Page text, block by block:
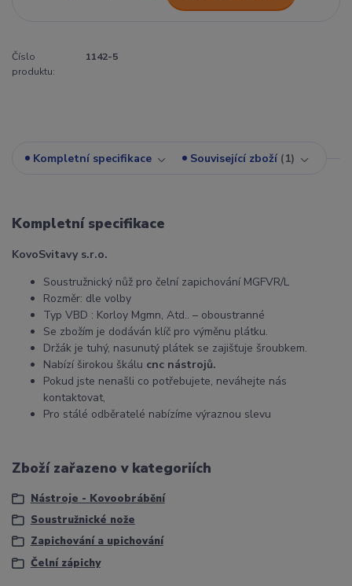
Číslo
produktu:
1142-5
Kompletní specifikace Související zboží 1
Kompletní specifikace
KovoSvitavy s.r.o.
Soustružnický nůž pro čelní zapichování MGFVR/L
Rozměr: dle volby
Typ VBD : Korloy Mgmn, Atd.. – oboustranné
Se zbožím je dodáván klíč pro výměnu plátku.
Držák je tuhý, nasunutý plátek se zajišťuje šroubkem.
Nabízí širokou škálu cnc nástrojů.
Pokud jste nenašli co potřebujete, neváhejte nás
kontaktovat,
Pro stálé odběratelé nabízíme výraznou slevu
Zboží zařazeno v kategoriích
Nástroje - Kovoobrábění
Soustružnické nože
Zapichování a upichování
Čelní zápichy